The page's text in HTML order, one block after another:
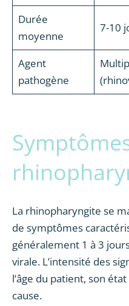
Durée
moyenne
7-10
Agent
pathogène
La rhinopharyngite se
de symptômes
généralement 1 à 3
virale. L’intensité des
l’âge du patient, son
cause.